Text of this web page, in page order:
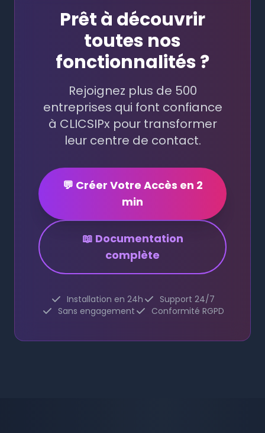
Prêt à découvrir
toutes nos
fonctionnalités ?
Rejoignez plus de 500
entreprises qui font confiance
à CLICSIPx pour transformer
leur centre de contact.
💬 Créer Votre Accès en 2
min
📖 Documentation
complète
Installation en 24h
Support 24/7
Sans engagement
Conformité RGPD